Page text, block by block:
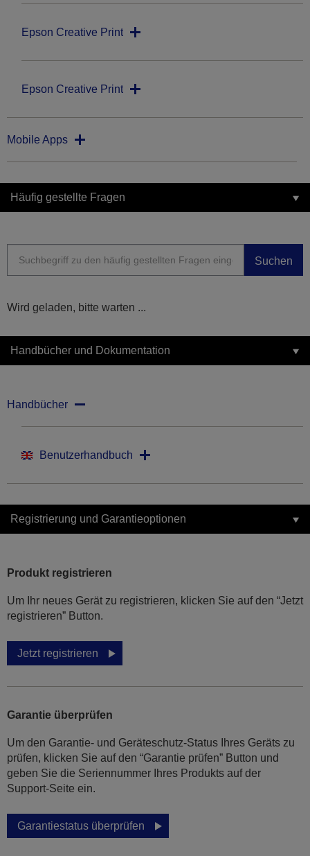
Epson Creative Print
Epson Creative Print
Mobile Apps
Häufig gestellte Fragen
Suchen
Wird geladen, bitte warten ...
Handbücher und Dokumentation
Handbücher
Benutzerhandbuch
Registrierung und Garantieoptionen
Produkt registrieren
Um Ihr neues Gerät zu registrieren, klicken Sie auf den “Jetzt
registrieren” Button.
Jetzt registrieren
Garantie überprüfen
Um den Garantie- und Geräteschutz-Status Ihres Geräts zu
prüfen, klicken Sie auf den “Garantie prüfen” Button und
geben Sie die Seriennummer Ihres Produkts auf der
Support-Seite ein.
Garantiestatus überprüfen